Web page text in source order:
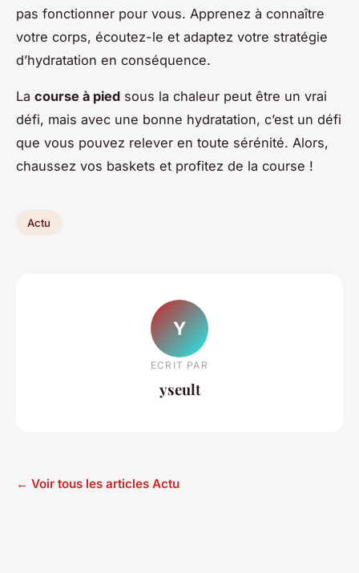
pas fonctionner pour vous. Apprenez à connaître
votre corps, écoutez-le et adaptez votre stratégie
d’hydratation en conséquence.
La course à pied sous la chaleur peut être un vrai
défi, mais avec une bonne hydratation, c’est un défi
que vous pouvez relever en toute sérénité. Alors,
chaussez vos baskets et profitez de la course !
Actu
Y
ECRIT PAR
yseult
← Voir tous les articles Actu